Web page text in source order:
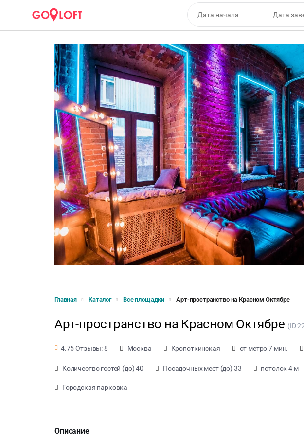
Главная Каталог Все площадки Арт-пространство на Красном Октябре
Арт-пространство на Красном Октябре (ID
4.75 Отзывы: 8 Москва Кропоткинская от метро 7 мин.
Количество гостей (до) 40 Посадочных мест (до) 33 потолок 4 м
Городская парковка
Описание